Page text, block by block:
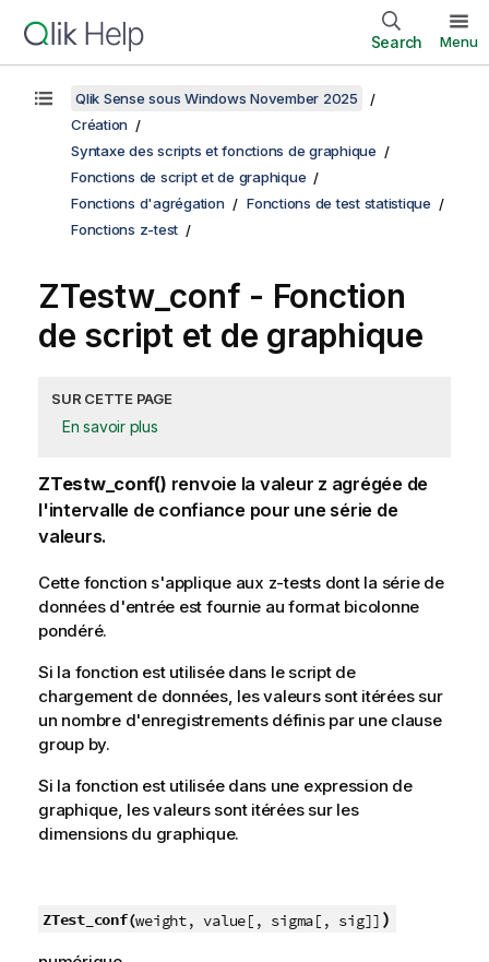
Search Menu
Qlik Sense sous Windows November 2025
Création
Syntaxe des scripts et fonctions de graphique
Fonctions de script et de graphique
Fonctions d'agrégation
Fonctions de test statistique
Fonctions z-test
ZTestw_conf - Fonction
de script et de graphique
SUR CETTE PAGE
En savoir plus
ZTestw_conf() renvoie la valeur z agrégée de
l'intervalle de confiance pour une série de
valeurs.
Cette fonction s'applique aux z-tests dont la série de
données d'entrée est fournie au format bicolonne
pondéré.
Si la fonction est utilisée dans le script de
chargement de données, les valeurs sont itérées sur
un nombre d'enregistrements définis par une clause
group by.
Si la fonction est utilisée dans une expression de
graphique, les valeurs sont itérées sur les
dimensions du graphique.
ZTest_conf(weight, value[, sigma[, sig]] )